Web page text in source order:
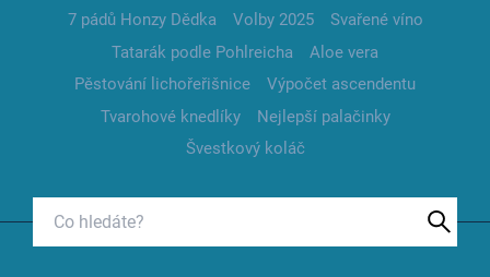
7 pádů Honzy Dědka
Volby 2025
Svařené víno
Tatarák podle Pohlreicha
Aloe vera
Pěstování lichořeřišnice
Výpočet ascendentu
Tvarohové knedlíky
Nejlepší palačinky
Švestkový koláč